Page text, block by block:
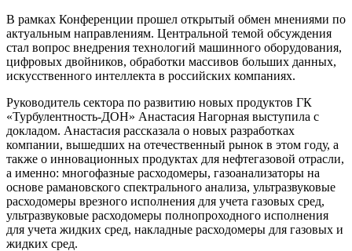
В рамках Конференции прошел открытый обмен мнениями по
актуальным направлениям. Центральной темой обсуждения
стал вопрос внедрения технологий машинного оборудования,
цифровых двойников, обработки массивов больших данных,
искусственного интеллекта в российских компаниях.
Руководитель сектора по развитию новых продуктов ГК
«Турбулентность-ДОН» Анастасия Нагорная выступила с
докладом. Анастасия рассказала о новых разработках
компании, вышедших на отечественный рынок в этом году, а
также о инновационных продуктах для нефтегазовой отрасли,
а именно: многофазные расходомеры, газоанализаторы на
основе рамановского спектрального анализа, ультразвуковые
расходомеры врезного исполнения для учета газовых сред,
ультразвуковые расходомеры полнопроходного исполнения
для учета жидких сред, накладные расходомеры для газовых и
жидких сред.